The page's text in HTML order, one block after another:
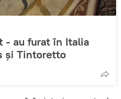
- au furat în Italia
şi Tintoretto